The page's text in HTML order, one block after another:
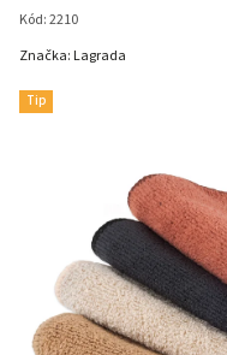
Kód:2210
Tip
Značka: Lagrada